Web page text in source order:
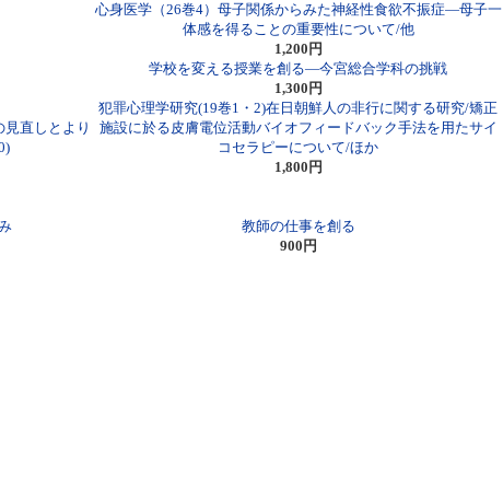
心身医学（26巻4）母子関係からみた神経性食欲不振症―母子一
体感を得ることの重要性について/他
1,200円
学校を変える授業を創る―今宮総合学科の挑戦
1,300円
直しとより
犯罪心理学研究(19巻1・2)在日朝鮮人の非行に関する研究/矯正
施設に於る皮膚電位活動バイオフィードバック手法を用たサイ
コセラピーについて/ほか
1,800円
教師の仕事を創る
900円